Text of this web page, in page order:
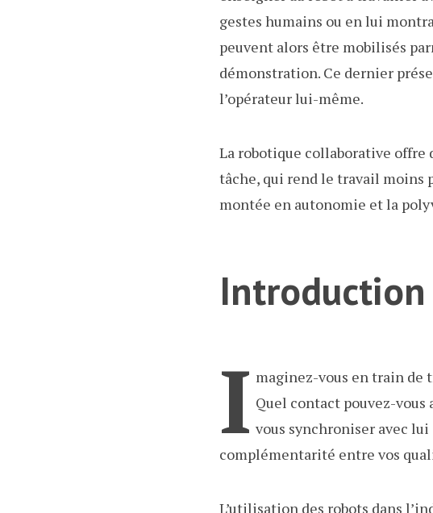
gestes humains ou en lui
peuvent alors être mobilisés
démonstration. Ce dernier
l’opérateur lui-même.
La robotique collaborative offre
tâche, qui rend le travail moins
montée en autonomie et la
Introduction
I maginez-vous en train de
Quel contact pouvez-
vous synchroniser avec
complémentarité entre vos
L’utilisation des robots dans